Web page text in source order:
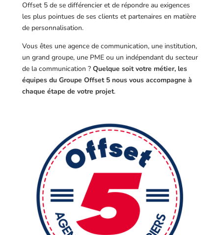
Offset 5 de se différencier et de répondre au exigences
les plus pointues de ses clients et partenaires en matière
de personnalisation.
Vous êtes une agence de communication, une institution,
un grand groupe, une PME ou un indépendant du secteur
de la communication ? Quelque soit votre métier, les
équipes du Groupe Offset 5 nous vous accompagne à
chaque étape de votre projet.